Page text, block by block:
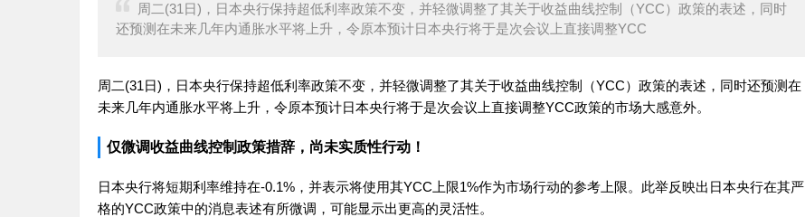
周二(31日)，日本央行保持超低利率政策不变，并轻微调整了其关于收益曲线控制（YCC）政策的表述，同时
还预测在未来几年内通胀水平将上升，令原本预计日本央行将于是次会议上直接调整YCC
周二(31日)，日本央行保持超低利率政策不变，并轻微调整了其关于收益曲线控制（YCC）政策的表述，同时还预测在
未来几年内通胀水平将上升，令原本预计日本央行将于是次会议上直接调整YCC政策的市场大感意外。
仅微调收益曲线控制政策措辞，尚未实质性行动！
日本央行将短期利率维持在-0.1%，并表示将使用其YCC上限1%作为市场行动的参考上限。此举反映出日本央行在其严
格的YCC政策中的消息表述有所微调，可能显示出更高的灵活性。